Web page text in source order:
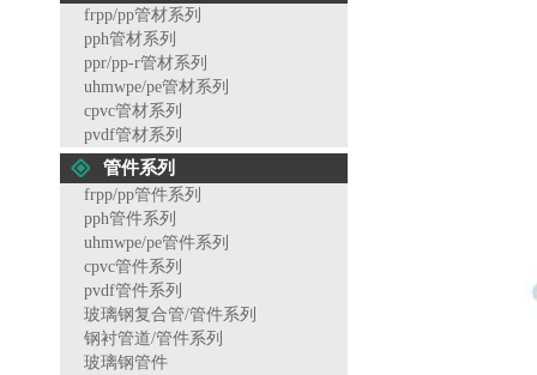
frpp/pp管材系列
pph管材系列
ppr/pp-r管材系列
uhmwpe/pe管材系列
cpvc管材系列
pvdf管材系列
管件系列
frpp/pp管件系列
pph管件系列
uhmwpe/pe管件系列
cpvc管件系列
pvdf管件系列
玻璃钢复合管/管件系列
钢衬管道/管件系列
玻璃钢管件